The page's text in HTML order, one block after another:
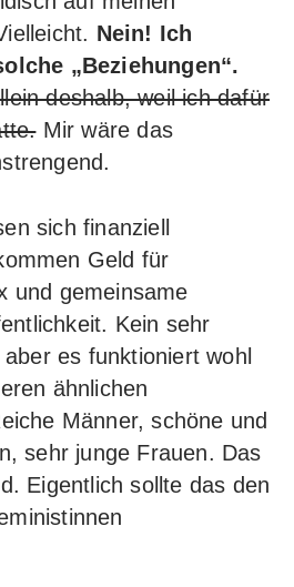
Nein! Ich
„Beziehungen“.
deshalb, weil ich dafür
Mir wäre das
sich finanziell
Geld für
und gemeinsame
Kein sehr
es funktioniert wohl
ähnlichen
Männer, schöne und
sehr junge Frauen. Das
Eigentlich sollte das den